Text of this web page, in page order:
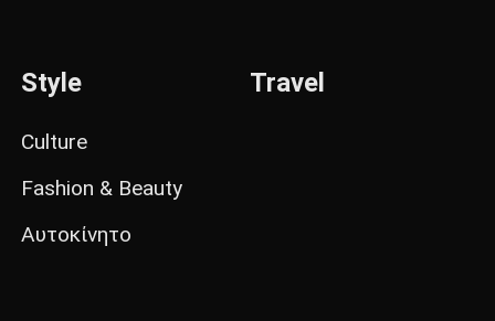
Style
Culture
Fashion & Beauty
Αυτοκίνητο
Travel